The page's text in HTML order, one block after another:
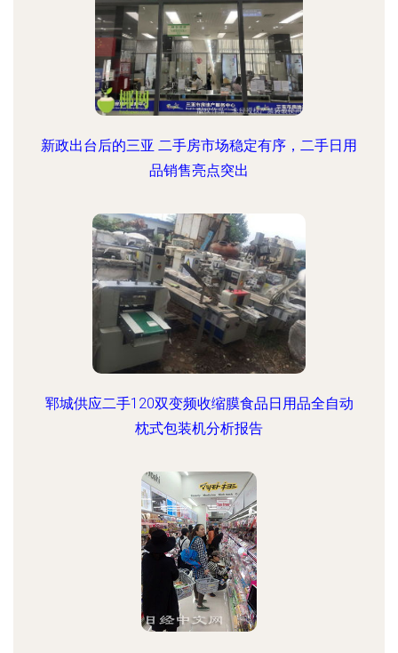
新政出台后的三亚 二手房市场稳定有序，二手日用
品销售亮点突出
郓城供应二手120双变频收缩膜食品日用品全自动
枕式包装机分析报告